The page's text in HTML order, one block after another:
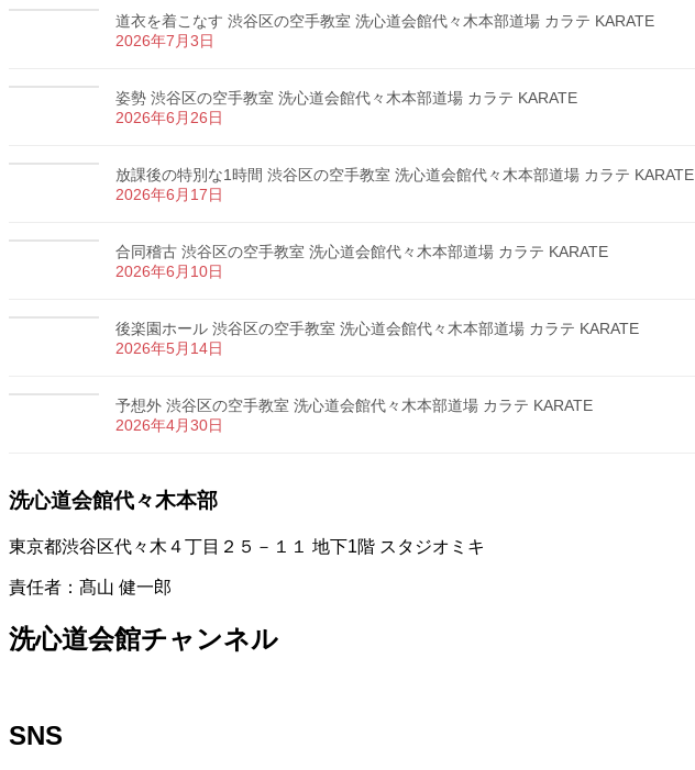
道衣を着こなす 渋谷区の空手教室 洗心道会館代々木本部道場 カラテ KARATE
2026年7月3日
姿勢 渋谷区の空手教室 洗心道会館代々木本部道場 カラテ KARATE
2026年6月26日
放課後の特別な1時間 渋谷区の空手教室 洗心道会館代々木本部道場 カラテ KARATE
2026年6月17日
合同稽古 渋谷区の空手教室 洗心道会館代々木本部道場 カラテ KARATE
2026年6月10日
後楽園ホール 渋谷区の空手教室 洗心道会館代々木本部道場 カラテ KARATE
2026年5月14日
予想外 渋谷区の空手教室 洗心道会館代々木本部道場 カラテ KARATE
2026年4月30日
洗心道会館代々木本部
東京都渋谷区代々木４丁目２５－１１ 地下1階 スタジオミキ
責任者：髙山 健一郎
洗心道会館チャンネル
SNS